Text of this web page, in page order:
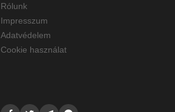
Rólunk
Impresszum
Adatvédelem
Cookie használat